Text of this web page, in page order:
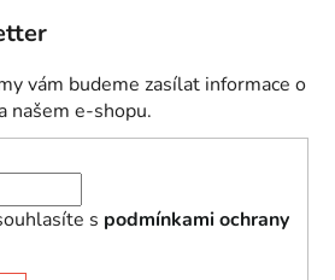
vám budeme zasílat informace o
našem e-shopu.
s podmínkami ochrany